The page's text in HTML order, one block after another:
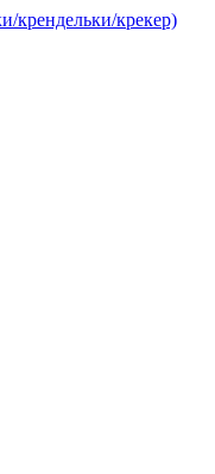
крендельки/крекер)